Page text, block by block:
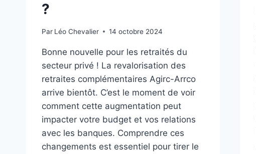
?
Par Léo Chevalier 14 octobre 2024
Bonne nouvelle pour les retraités du
secteur privé ! La revalorisation des
retraites complémentaires Agirc-Arrco
arrive bientôt. C’est le moment de voir
comment cette augmentation peut
impacter votre budget et vos relations
avec les banques. Comprendre ces
changements est essentiel pour tirer le